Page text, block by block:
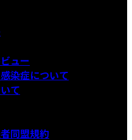
ュー
染症について
て
同盟規約